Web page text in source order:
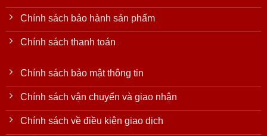
Chính sách bảo hành sản phẩm
Chính sách thanh toán
Chính sách bảo mật thông tin
Chính sách vận chuyển và giao nhận
Chính sách về điều kiện giao dịch